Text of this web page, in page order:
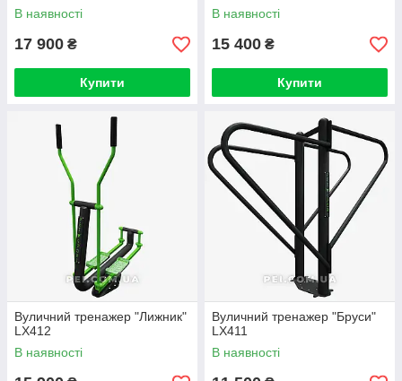
В наявності
17 900 ₴
Купити
В наявності
15 400 ₴
Купити
Вуличний тренажер "Лижник"
LX412
В наявності
Вуличний тренажер "Бруси"
LX411
В наявності